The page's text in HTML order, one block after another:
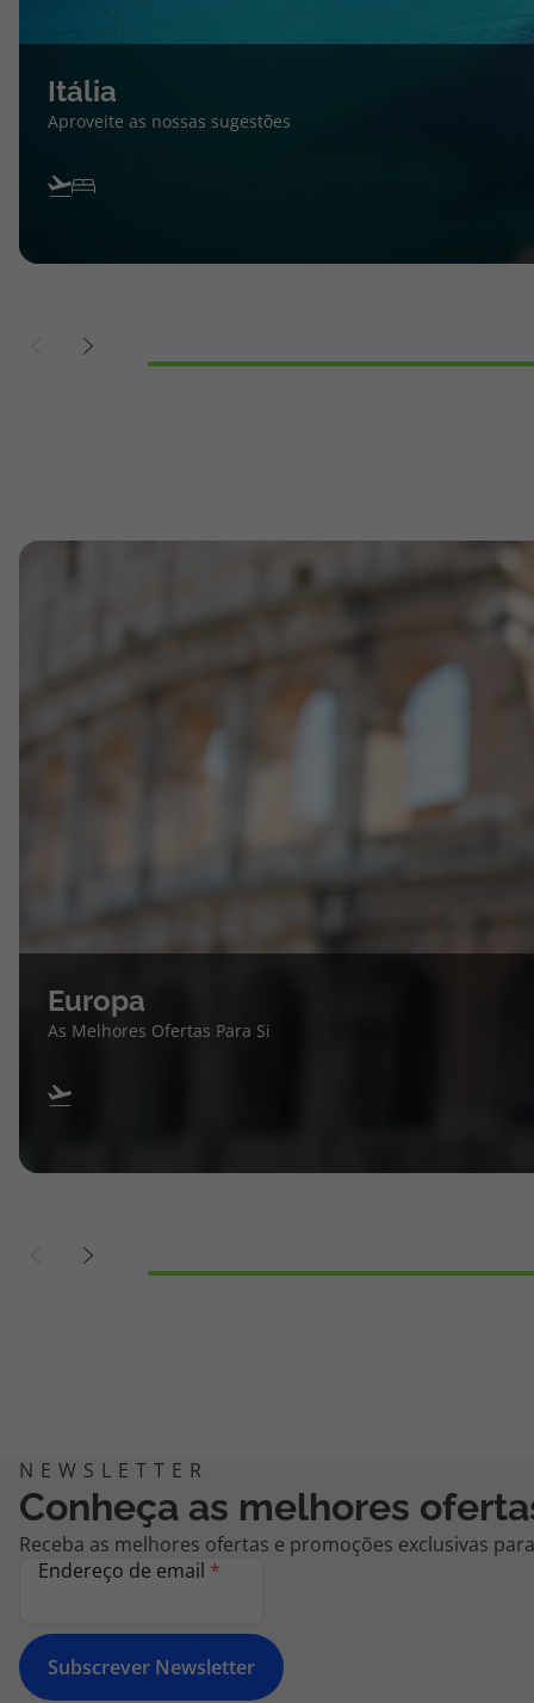
Itália
Aproveite as nossas sugestões
Europa
As Melhores Ofertas Para Si
Conheça as melhores
Receba as melhores ofertas e promoções exclusivas
Endereço de email *
Subscrever Newsletter